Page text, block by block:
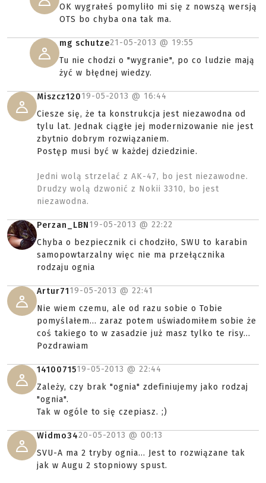
OK wygrałeś pomyliło mi się z nowszą wersją
OTS bo chyba ona tak ma.
mg schutze21-05-2013 @ 19:55
Tu nie chodzi o "wygranie", po co ludzie mają
żyć w błędnej wiedzy.
Miszcz12019-05-2013 @ 16:44
Ciesze się, że ta konstrukcja jest niezawodna od
tylu lat. Jednak ciągłe jej modernizowanie nie jest
zbytnio dobrym rozwiązaniem.
Postęp musi być w każdej dziedzinie.
Jedni wolą strzelać z AK-47, bo jest niezawodne.
Drudzy wolą dzwonić z Nokii 3310, bo jest
niezawodna.
Perzan_LBN19-05-2013 @ 22:22
Chyba o bezpiecznik ci chodziło, SWU to karabin
samopowtarzalny więc nie ma przełącznika
rodzaju ognia
Artur7119-05-2013 @ 22:41
Nie wiem czemu, ale od razu sobie o Tobie
pomyślałem... zaraz potem uświadomiłem sobie że
coś takiego to w zasadzie już masz tylko te risy...
Pozdrawiam
1410071519-05-2013 @ 22:44
Zależy, czy brak "ognia" zdefiniujemy jako rodzaj
"ognia".
Tak w ogóle to się czepiasz. ;)
Widmo3420-05-2013 @ 00:13
SVU-A ma 2 tryby ognia... Jest to rozwiązane tak
jak w Augu 2 stopniowy spust.